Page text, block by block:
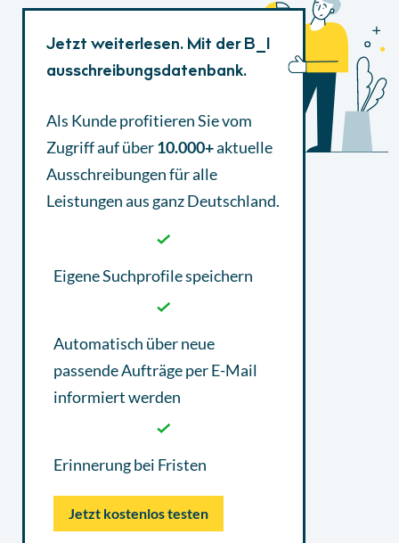
Jetzt weiterlesen. Mit der B_I
ausschreibungsdatenbank.
Als Kunde profitieren Sie vom
Zugriff auf über10.000+aktuelle
Ausschreibungenfür alle
Leistungen aus ganz Deutschland.
Eigene Suchprofile speichern
Automatisch über neue
passende Aufträge per E-Mail
informiert werden
Erinnerung bei Fristen
Jetzt kostenlos testen